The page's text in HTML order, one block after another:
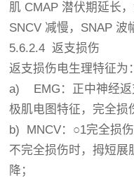
肌 CMAP 潜伏期延长
SNCV 减慢，SNAP 波
5.6.2.4 返支损伤
返支损伤电生理特征为：
a) EMG：正中神经返
极肌电图特征，完全损
b) MNCV：○1完全损
不完全损伤时，拇短展
降；